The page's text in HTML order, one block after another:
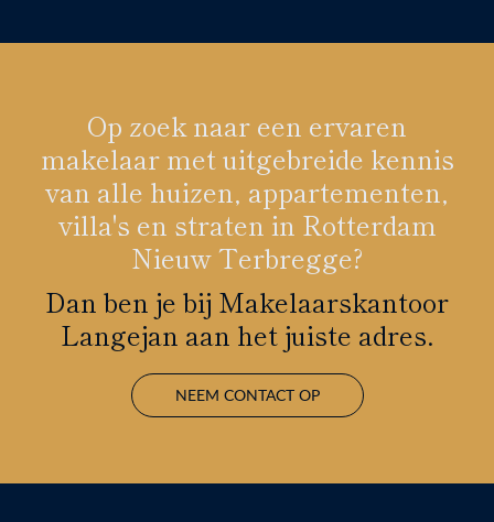
Op zoek naar een ervaren
makelaar met uitgebreide kennis
van alle huizen, appartementen,
villa's en straten in Rotterdam
Nieuw Terbregge?
Dan ben je bij Makelaarskantoor
Langejan aan het juiste adres.
NEEM CONTACT OP